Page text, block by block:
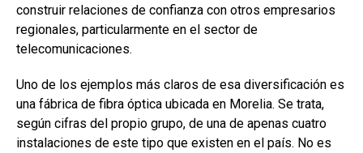
construir relaciones de confianza con otros empresarios
regionales, particularmente en el sector de
telecomunicaciones.
Uno de los ejemplos más claros de esa diversificación es
una fábrica de fibra óptica ubicada en Morelia. Se trata,
según cifras del propio grupo, de una de apenas cuatro
instalaciones de este tipo que existen en el país. No es